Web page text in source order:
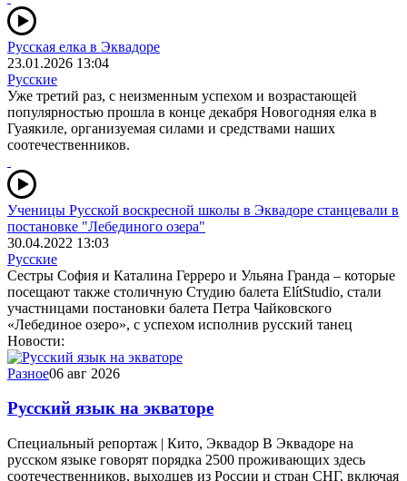
Русская елка в Эквадоре
23.01.2026 13:04
Русские
Уже третий раз, с неизменным успехом и возрастающей
популярностью прошла в конце декабря Новогодняя елка в
Гуаякиле, организуемая силами и средствами наших
соотечественников.
Ученицы Русской воскресной школы в Эквадоре станцевали в
постановке "Лебединого озера"
30.04.2022 13:03
Русские
Сестры София и Каталина Герреро и Ульяна Гранда – которые
посещают также столичную Студию балета ElítStudio, стали
участницами постановки балета Петра Чайковского
«Лебединое озеро», с успехом исполнив русский танец
Новости:
Разное06 авг 2026
Русский язык на экваторе
Специальный репортаж | Кито, Эквадор В Эквадоре на
русском языке говорят порядка 2500 проживающих здесь
соотечественников, выходцев из России и стран СНГ, включая